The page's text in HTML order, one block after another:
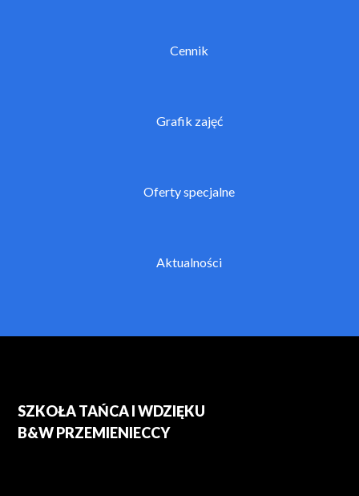
Cennik
Grafik zajęć
Oferty specjalne
Aktualności
SZKOŁA TAŃCA I WDZIĘKU
B&W PRZEMIENIECCY